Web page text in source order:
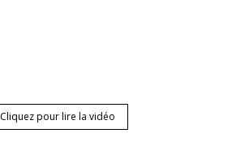
Cliquez pour lire la vidéo